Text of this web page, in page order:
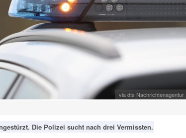
via dts Nachrichtenagentur
Die Polizei sucht nach drei Vermissten.